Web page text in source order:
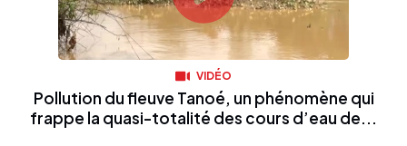
VIDÉO
Pollution du fleuve Tanoé, un phénomène qui
frappe la quasi-totalité des cours d’eau de...